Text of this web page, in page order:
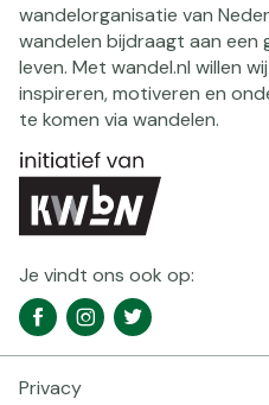
wandelorganisatie van
wandelen bijdraagt aan een
leven. Met wandel.nl willen
inspireren, motiveren en
te komen via wandelen.
Je vindt ons ook op:
Social
media
FacebookInstagramTwitter
Footer
Privacy